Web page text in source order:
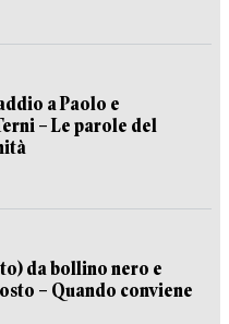
a Paolo e
– Le parole del
da bollino nero e
– Quando conviene